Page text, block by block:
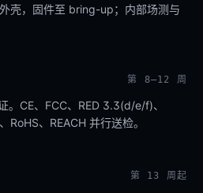
壳，固件至 bring-up；内部场测与
第 8–12 周
。CE、FCC、RED 3.3(d/e/f)、
、REACH 并行送检。
第 13 周起